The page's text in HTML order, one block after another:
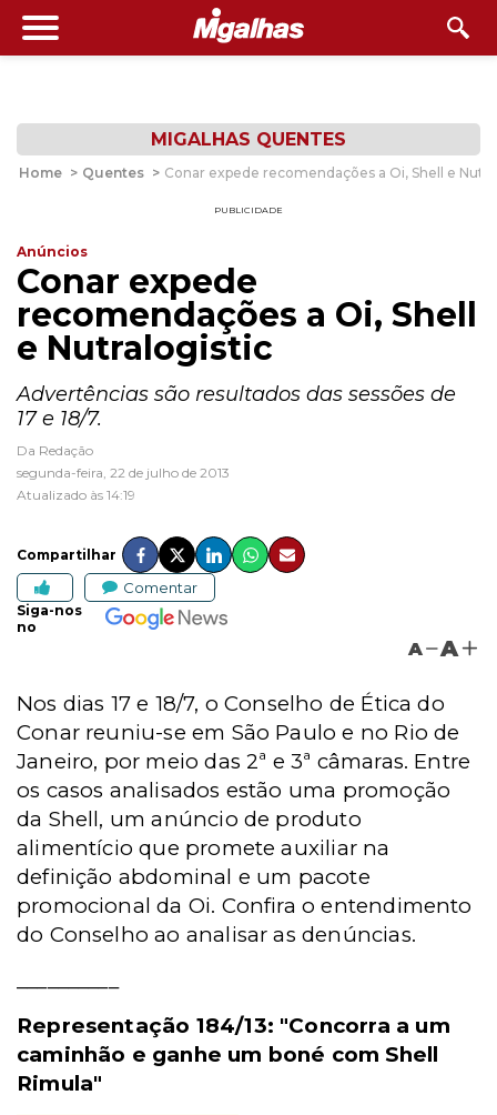
MIGALHAS QUENTES
Home > Quentes > Conar expede recomendações a Oi, Shell e
PUBLICIDADE
Anúncios
Conar expede
recomendações a Oi, Shell
e Nutralogistic
Advertências são resultados das sessões de
17 e 18/7.
Da Redação
segunda-feira, 22 de julho de 2013
Atualizado às 14:19
Compartilhar
Comentar
Siga-nos
no
A A
Nos dias 17 e 18/7, o Conselho de Ética do
Conar reuniu-se em São Paulo e no Rio de
Janeiro, por meio das 2ª e 3ª câmaras. Entre
os casos analisados estão uma promoção
da Shell, um anúncio de produto
alimentício que promete auxiliar na
definição abdominal e um pacote
promocional da Oi. Confira o entendimento
do Conselho ao analisar as denúncias.
Representação 184/13: "Concorra a um
caminhão e ganhe um boné com Shell
Rimula"